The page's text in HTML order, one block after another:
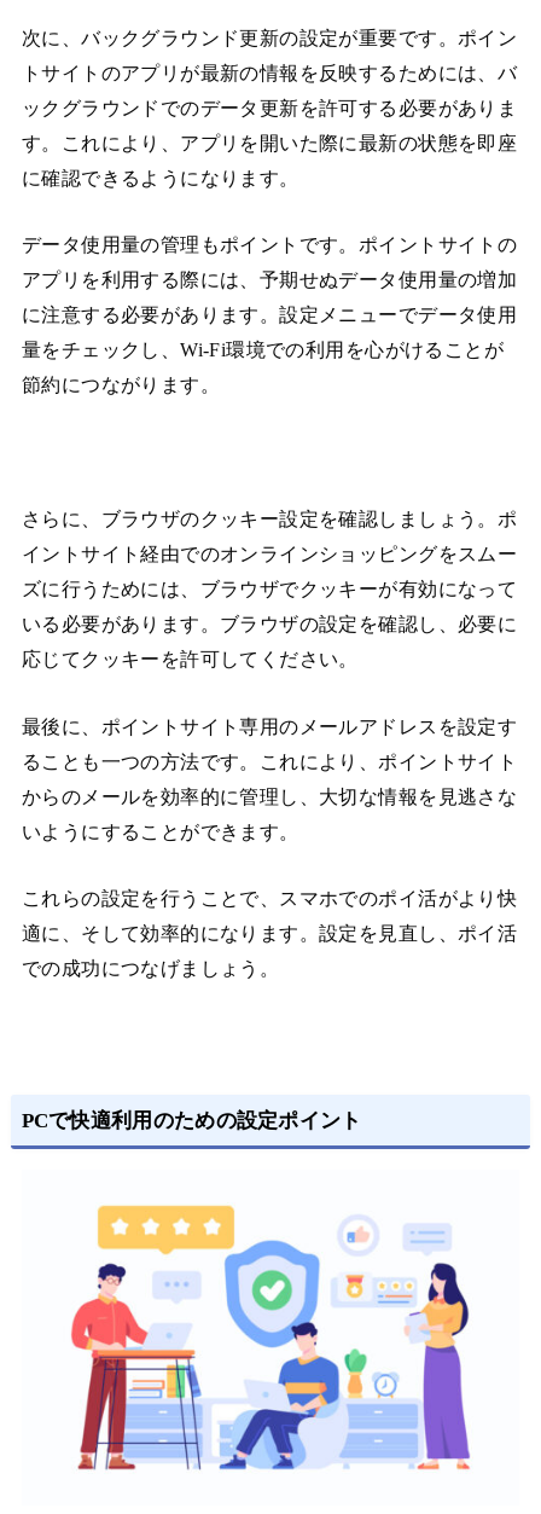
次に、バックグラウンド更新の設定が重要です。ポイン
トサイトのアプリが最新の情報を反映するためには、バ
ックグラウンドでのデータ更新を許可する必要がありま
す。これにより、アプリを開いた際に最新の状態を即座
に確認できるようになります。
データ使用量の管理もポイントです。ポイントサイトの
アプリを利用する際には、予期せぬデータ使用量の増加
に注意する必要があります。設定メニューでデータ使用
量をチェックし、Wi-Fi環境での利用を心がけることが
節約につながります。
さらに、ブラウザのクッキー設定を確認しましょう。ポ
イントサイト経由でのオンラインショッピングをスムー
ズに行うためには、ブラウザでクッキーが有効になって
いる必要があります。ブラウザの設定を確認し、必要に
応じてクッキーを許可してください。
最後に、ポイントサイト専用のメールアドレスを設定す
ることも一つの方法です。これにより、ポイントサイト
からのメールを効率的に管理し、大切な情報を見逃さな
いようにすることができます。
これらの設定を行うことで、スマホでのポイ活がより快
適に、そして効率的になります。設定を見直し、ポイ活
での成功につなげましょう。
PCで快適利用のための設定ポイント